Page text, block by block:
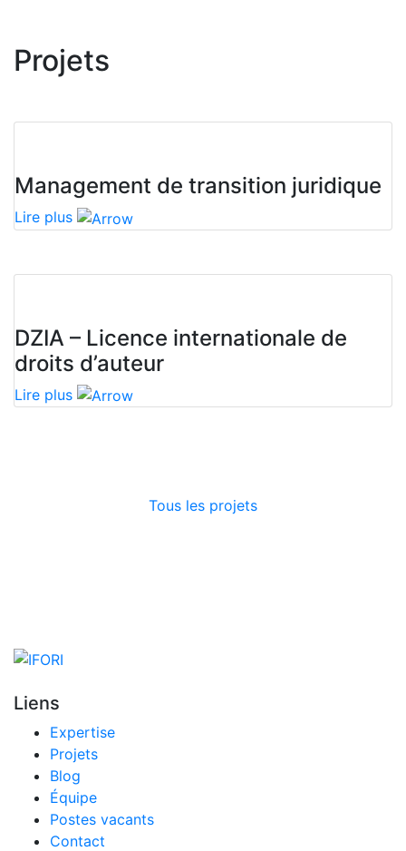
Projets
Management de transition juridique
Lire plus
DZIA – Licence internationale de
droits d’auteur
Lire plus
Tous les projets
Liens
Expertise
Projets
Blog
Équipe
Postes vacants
Contact